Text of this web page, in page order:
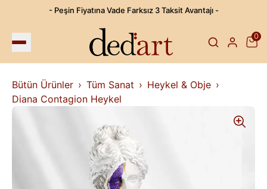
- Peşin Fiyatına Vade Farksız 3 Taksit Avantajı -
0
Bütün Ürünler Tüm Sanat
Heykel & Obje
Diana Contagion Heykel